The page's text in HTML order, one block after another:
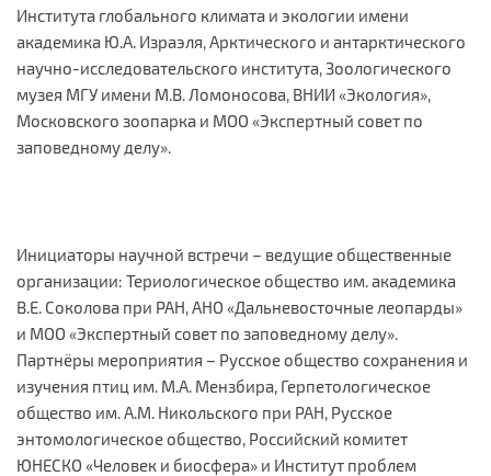
Института глобального климата и экологии имени
академика Ю.А. Израэля, Арктического и антарктического
научно-исследовательского института, Зоологического
музея МГУ имени М.В. Ломоносова, ВНИИ «Экология»,
Московского зоопарка и МОО «Экспертный совет по
заповедному делу».
Инициаторы научной встречи – ведущие общественные
организации: Териологическое общество им. академика
В.Е. Соколова при РАН, АНО «Дальневосточные леопарды»
и МОО «Экспертный совет по заповедному делу».
Партнёры мероприятия – Русское общество сохранения и
изучения птиц им. М.А. Мензбира, Герпетологическое
общество им. А.М. Никольского при РАН, Русское
энтомологическое общество, Российский комитет
ЮНЕСКО «Человек и биосфера» и Институт проблем